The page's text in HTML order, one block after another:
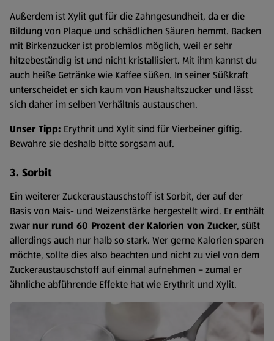
Außerdem ist Xylit gut für die Zahngesundheit, da er die
Bildung von Plaque und schädlichen Säuren hemmt. Backen
mit Birkenzucker ist problemlos möglich, weil er sehr
hitzebeständig ist und nicht kristallisiert. Mit ihm kannst du
auch heiße Getränke wie Kaffee süßen. In seiner Süßkraft
unterscheidet er sich kaum von Haushaltszucker und lässt
sich daher im selben Verhältnis austauschen.
Unser Tipp: Erythrit und Xylit sind für Vierbeiner giftig.
Bewahre sie deshalb bitte sorgsam auf.
3. Sorbit
Ein weiterer Zuckeraustauschstoff ist Sorbit, der auf der
Basis von Mais- und Weizenstärke hergestellt wird. Er enthält
zwar nur rund 60 Prozent der Kalorien von Zucker, süßt
allerdings auch nur halb so stark. Wer gerne Kalorien sparen
möchte, sollte dies also beachten und nicht zu viel von dem
Zuckeraustauschstoff auf einmal aufnehmen – zumal er
ähnliche abführende Effekte hat wie Erythrit und Xylit.